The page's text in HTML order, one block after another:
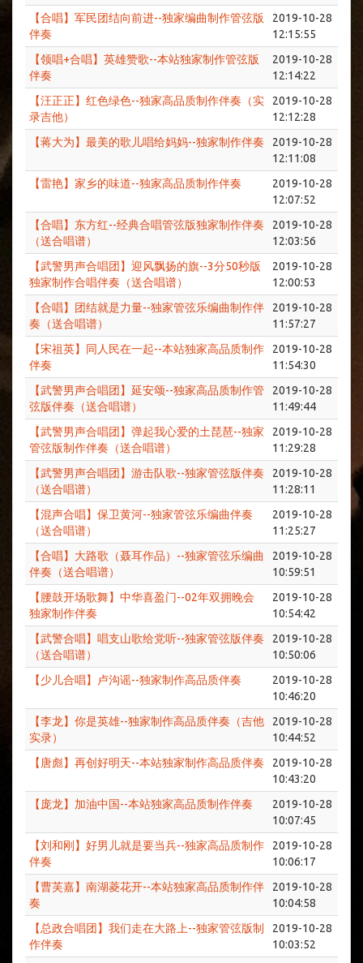
【合唱】军民团结向前进--独家编曲制作管弦版
伴奏
2019-10-28
12:15:55
【领唱+合唱】英雄赞歌--本站独家制作管弦版
伴奏
2019-10-28
12:14:22
【汪正正】红色绿色--独家高品质制作伴奏（实
录吉他）
2019-10-28
12:12:28
【蒋大为】最美的歌儿唱给妈妈--独家制作伴奏
2019-10-28
12:11:08
【雷艳】家乡的味道--独家高品质制作伴奏
2019-10-28
12:07:52
【合唱】东方红--经典合唱管弦版独家制作伴奏
（送合唱谱）
2019-10-28
12:03:56
【武警男声合唱团】迎风飘扬的旗--3分50秒版
独家制作合唱伴奏（送合唱谱）
2019-10-28
12:00:53
【合唱】团结就是力量--独家管弦乐编曲制作伴
奏（送合唱谱）
2019-10-28
11:57:27
【宋祖英】同人民在一起--本站独家高品质制作
伴奏
2019-10-28
11:54:30
【武警男声合唱团】延安颂--独家高品质制作管
弦版伴奏（送合唱谱）
2019-10-28
11:49:44
【武警男声合唱团】弹起我心爱的土琵琶--独家
管弦版制作伴奏（送合唱谱）
2019-10-28
11:29:28
【武警男声合唱团】游击队歌--独家管弦版伴奏
（送合唱谱）
2019-10-28
11:28:11
【混声合唱】保卫黄河--独家管弦乐编曲伴奏
（送合唱谱）
2019-10-28
11:25:27
【合唱】大路歌（聂耳作品）--独家管弦乐编曲
伴奏（送合唱谱）
2019-10-28
10:59:51
【腰鼓开场歌舞】中华喜盈门--02年双拥晚会
独家制作伴奏
2019-10-28
10:54:42
【武警合唱】唱支山歌给党听--独家管弦版伴奏
（送合唱谱）
2019-10-28
10:50:06
【少儿合唱】卢沟谣--独家制作高品质伴奏
2019-10-28
10:46:20
【李龙】你是英雄--独家制作高品质伴奏（吉他
实录）
2019-10-28
10:44:52
【唐彪】再创好明天--本站独家制作高品质伴奏
2019-10-28
10:43:20
【庞龙】加油中国--本站独家高品质制作伴奏
2019-10-28
10:07:45
【刘和刚】好男儿就是要当兵--独家高品质制作
伴奏
2019-10-28
10:06:17
【曹芙嘉】南湖菱花开--本站独家高品质制作伴
奏
2019-10-28
10:04:58
【总政合唱团】我们走在大路上--独家管弦版制
作伴奏
2019-10-28
10:03:52